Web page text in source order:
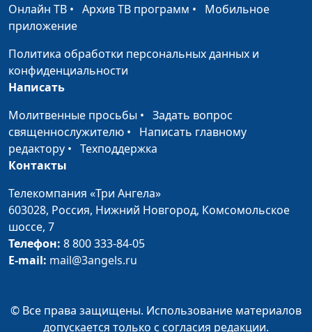
Христа?
Максим Каминский,
Бизнес и христианство -
совместимы ли?
Андрей Юнак, Вадим
ГТО, руководитель
социального цетра
Счастливое детство -
какое оно?
священнослужитель,
Наказывать ли своего
Андрей Юнак, Вадим
#561
Онлайн ТВ • Архив ТВ программ • Мобильное
приложение
Политика обработки персональных данных и
конфиденциальности
Написать
Молитвенные просьбы • Задать вопрос
священнослужителю • Написать главному
редактору • Техподдержка
Контакты
Телекомпания «Три Ангела»
603028, Россия, Нижний Новгород, Комсомольское
шоссе, 7
Телефон: 8 800 333-84-05
E-mail: mail@3angels.ru
© Все права защищены. Использование материалов
допускается только с согласия редакции.